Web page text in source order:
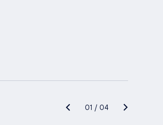
01 / 04